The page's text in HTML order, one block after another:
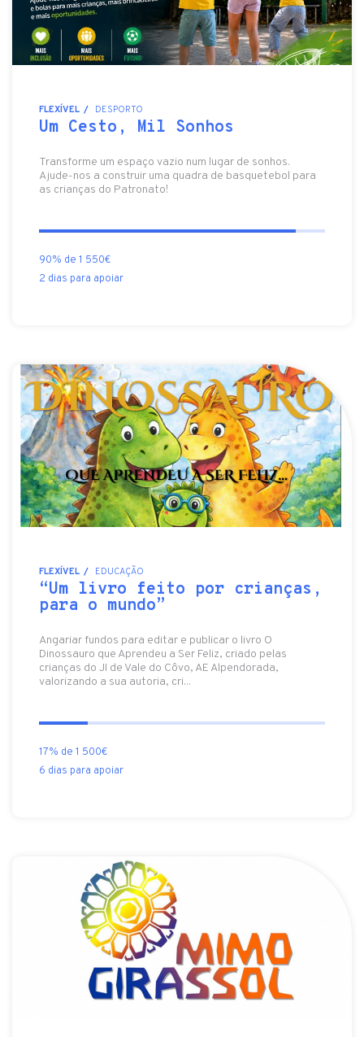
FLEXÍVEL DESPORTO
Um Cesto, Mil Sonhos
Transforme um espaço vazio num lugar de sonhos.
Ajude-nos a construir uma quadra de basquetebol para
as crianças do Patronato!
90% de 1 550€
2 dias para apoiar
FLEXÍVEL EDUCAÇÃO
“Um livro feito por crianças,
para o mundo”
Angariar fundos para editar e publicar o livro O
Dinossauro que Aprendeu a Ser Feliz, criado pelas
crianças do JI de Vale do Côvo, AE Alpendorada,
valorizando a sua autoria, cri...
17% de 1 500€
6 dias para apoiar